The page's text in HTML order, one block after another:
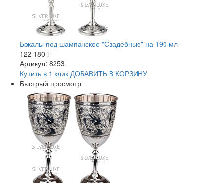
Бокалы под шампанское "Свадебные" на 190 мл
122 180 i
Артикул: 8253
Купить в 1 клик ДОБАВИТЬ В КОРЗИНУ
Быстрый просмотр